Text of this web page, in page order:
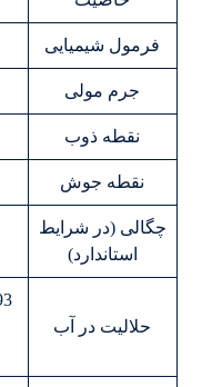
فرمول شیمیایی
جرم مولی
نقطه ذوب
نقطه جوش
چگالی (در شرایط
استاندارد)
حلالیت در آب